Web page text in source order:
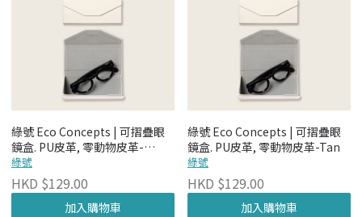
綠號 Eco Concepts | 可摺疊眼
鏡盒. PU皮革, 零動物皮革-
Choco
綠號
HKD $129.00
加入購物車
綠號 Eco Concepts | 可摺疊眼
鏡盒. PU皮革, 零動物皮革-Tan
綠號
HKD $129.00
加入購物車